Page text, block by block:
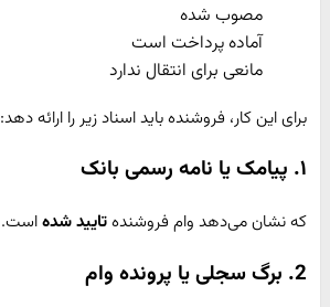
مصوب شده
آماده پرداخت است
مانعی برای انتقال ندارد
برای این کار، فروشنده باید اسناد زیر را ارائه دهد:
۱. پیامک یا نامه رسمی بانک
که نشان می‌دهد وام فروشندهتایید شدهاست.
2. برگ سجلی یا پرونده وام